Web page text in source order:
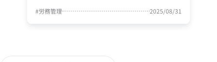
#労務管理 2025/08/31